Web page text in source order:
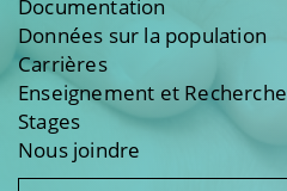
Documentation
Données sur la population
Carrières
Enseignement et Recherche
Stages
Nous joindre